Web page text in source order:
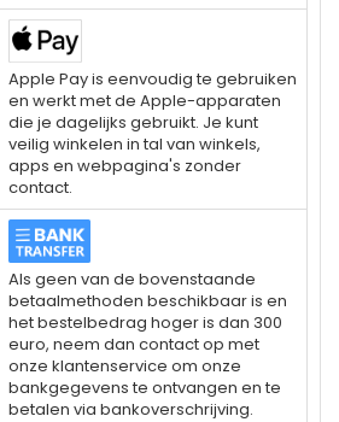
Apple Pay is eenvoudig te gebruiken
en werkt met de Apple-apparaten
die je dagelijks gebruikt. Je kunt
veilig winkelen in tal van winkels,
apps en webpagina's zonder
contact.
Als geen van de bovenstaande
betaalmethoden beschikbaar is en
het bestelbedrag hoger is dan 300
euro, neem dan contact op met
onze klantenservice om onze
bankgegevens te ontvangen en te
betalen via bankoverschrijving.